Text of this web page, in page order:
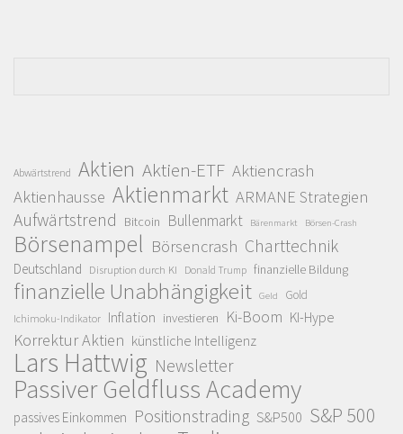
Abwärtstrend Aktien Aktien-ETF Aktiencrash
Aktienhausse Aktienmarkt ARMANE Strategien
Aufwärtstrend Bitcoin Bullenmarkt Bärenmarkt Börsen-Crash
Börsenampel Börsencrash Charttechnik
Deutschland Disruption durch KI Donald Trump finanzielle Bildung
finanzielle Unabhängigkeit Geld Gold
Ichimoku-Indikator Inflation investieren Ki-Boom KI-Hype
Korrektur Aktien künstliche Intelligenz
Lars Hattwig Newsletter
Passiver Geldfluss Academy
passives Einkommen Positionstrading S&P500 S&P 500